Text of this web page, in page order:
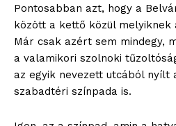
Pontosabban azt, hogy a
között a kettő közül melyiknek
Már csak azért sem mindegy,
a valamikori szolnoki
az egyik nevezett utcából nyílt
szabadtéri színpada is.